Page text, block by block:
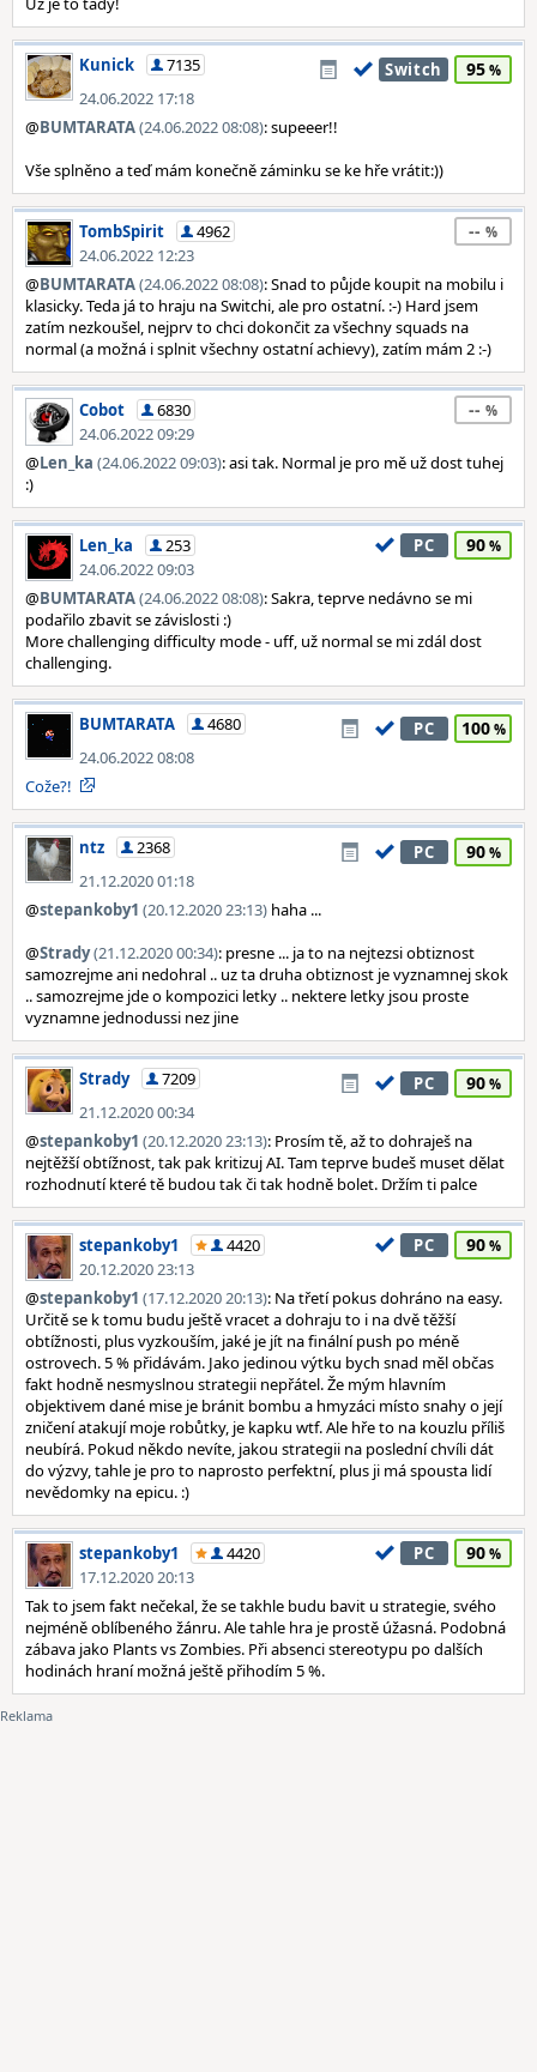
Kunick
7135
24.06.2022 17:18
Switch 95
@BUMTARATA(24.06.2022 08:08): supeeer!!
Vše splněno a teď mám konečně záminku se ke hře vrátit:))
TombSpirit
4962
24.06.2022 12:23
--
@BUMTARATA(24.06.2022 08:08): Snad to půjde koupit na mobilu i
klasicky. Teda já to hraju na Switchi, ale pro ostatní. :-) Hard jsem
zatím nezkoušel, nejprv to chci dokončit za všechny squads na
normal (a možná i splnit všechny ostatní achievy), zatím mám 2 :-)
Cobot
6830
24.06.2022 09:29
--
@Len_ka (24.06.2022 09:03): asi tak. Normal je pro mě už dost tuhej
:)
Len_ka
253
24.06.2022 09:03
PC 90
@BUMTARATA(24.06.2022 08:08): Sakra, teprve nedávno se mi
podařilo zbavit se závislosti :)
More challenging difficulty mode - uff, už normal se mi zdál dost
challenging.
BUMTARATA
4680
24.06.2022 08:08
PC 100
Cože?!
ntz
2368
21.12.2020 01:18
PC 90
@stepankoby1 (20.12.2020 23:13) haha ...
@Strady(21.12.2020 00:34): presne ... ja to na nejtezsi obtiznost
samozrejme ani nedohral .. uz ta druha obtiznost je vyznamnej skok
.. samozrejme jde o kompozici letky .. nektere letky jsou proste
vyznamne jednodussi nez jine
Strady
7209
21.12.2020 00:34
PC 90
@stepankoby1 (20.12.2020 23:13): Prosím tě, až to dohraješ na
nejtěžší obtížnost, tak pak kritizuj AI. Tam teprve budeš muset dělat
rozhodnutí které tě budou tak či tak hodně bolet. Držím ti palce
stepankoby1
4420
20.12.2020 23:13
PC 90
@stepankoby1 (17.12.2020 20:13): Na třetí pokus dohráno na easy.
Určitě se k tomu budu ještě vracet a dohraju to i na dvě těžší
obtížnosti, plus vyzkouším, jaké je jít na finální push po méně
ostrovech. 5 % přidávám. Jako jedinou výtku bych snad měl občas
fakt hodně nesmyslnou strategii nepřátel. Že mým hlavním
objektivem dané mise je bránit bombu a hmyzáci místo snahy o její
zničení atakují moje robůtky, je kapku wtf. Ale hře to na kouzlu příliš
neubírá. Pokud někdo nevíte, jakou strategii na poslední chvíli dát
do výzvy, tahle je pro to naprosto perfektní, plus ji má spousta lidí
nevědomky na epicu. :)
stepankoby1
4420
17.12.2020 20:13
PC 90
Tak to jsem fakt nečekal, že se takhle budu bavit u strategie, svého
nejméně oblíbeného žánru. Ale tahle hra je prostě úžasná. Podobná
zábava jako Plants vs Zombies. Při absenci stereotypu po dalších
hodinách hraní možná ještě přihodím 5 %.